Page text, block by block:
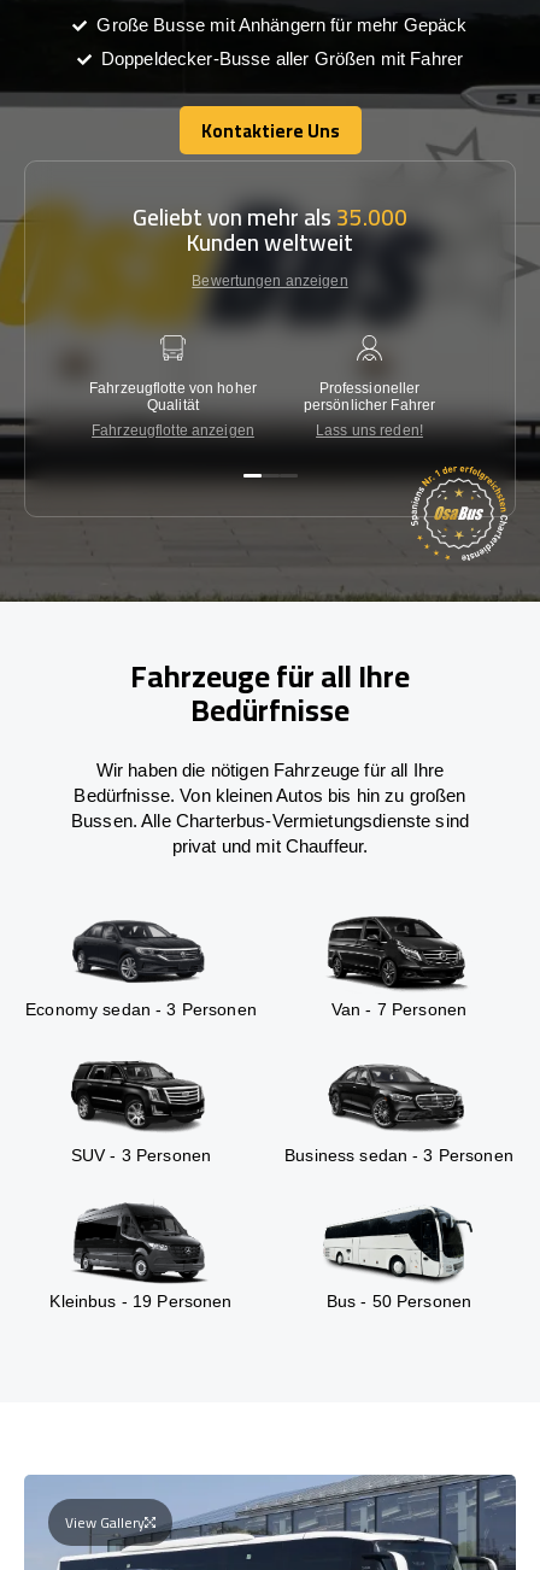
Große Busse mit Anhängern für mehr Gepäck
Doppeldecker-Busse aller Größen mit Fahrer
Kontaktiere Uns
Kontaktiere Uns
Geliebt von mehr als35.000
Kunden weltweit
Bewertungen anzeigen
Fahrzeugflotte von hoher
Qualität
Fahrzeugflotte anzeigen
Professioneller
persönlicher Fahrer
Lass uns reden!
Fahrzeuge für all Ihre
Bedürfnisse
Wir haben die nötigen Fahrzeuge für all Ihre
Bedürfnisse. Von kleinen Autos bis hin zu großen
Bussen. Alle Charterbus-Vermietungsdienste sind
privat und mit Chauffeur.
Economy sedan - 3 Personen Van - 7 Personen
SUV - 3 Personen Business sedan - 3 Personen
Kleinbus - 19 Personen Bus - 50 Personen
View Gallery